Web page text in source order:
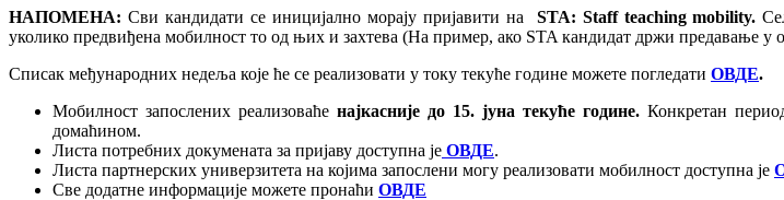
НАПОМЕНА: Сви кандидати се иницијално морају пријавити на STA: Staff teaching mobility.
уколико предвиђена мобилност то од њих и захтева (На пример, ако STA кандидат држи предавање
Списак међународних недеља које ће се реализовати у току текуће године можете погледати ОВДЕ.
Мобилност запослених реализоваће најкасније до 15. јуна текуће године. Конкретан
домаћином.
Листа потребних докумената за пријаву доступна је ОВДЕ.
Листа партнерских универзитета на којима запослени могу реализовати мобилност доступна је
Све додатне информације можете пронаћи ОВДЕ